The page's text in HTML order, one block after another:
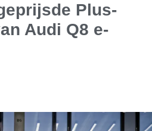
Plus-
Audi Q8 e-